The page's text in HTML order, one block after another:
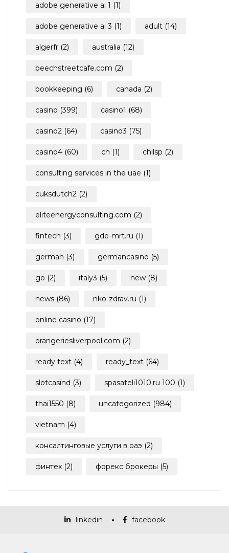
adobe generative ai 1 (1)
adobe generative ai 3 (1) adult (14)
algerfr (2) australia (12)
beechstreetcafe.com (2)
bookkeeping (6) canada (2)
casino (399) casino1 (68)
casino2 (64) casino3 (75)
casino4 (60) ch (1) chilsp (2)
consulting services in the uae (1)
cuksdutch2 (2)
eliteenergyconsulting.com (2)
fintech (3) gde-mrt.ru (1)
german (3) germancasino (5)
go (2) italy3 (5) new (8)
news (86) nko-zdrav.ru (1)
online casino (17)
orangeriesliverpool.com (2)
ready text (4) ready_text (64)
slotcasind (3) spasateli1010.ru 100 (1)
thai1550 (8) uncategorized (984)
vietnam (4)
консалтинговые услуги в оаэ (2)
финтех (2) форекс брокеры (5)
linkedin facebook